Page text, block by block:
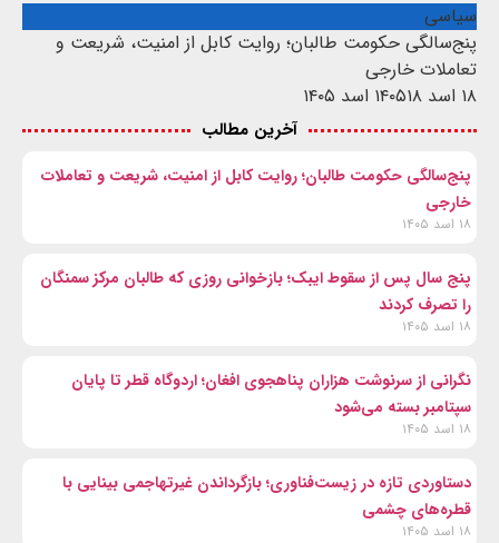
سیاسی
پنج‌سالگی حکومت طالبان؛ روایت کابل از امنیت، شریعت و
تعاملات خارجی
۱۸ اسد ۱۴۰۵
۱۸ اسد ۱۴۰۵
آخرین مطالب
پنج‌سالگی حکومت طالبان؛ روایت کابل از امنیت، شریعت و تعاملات
خارجی
۱۸ اسد ۱۴۰۵
پنج سال پس از سقوط ایبک؛ بازخوانی روزی که طالبان مرکز سمنگان
را تصرف کردند
۱۸ اسد ۱۴۰۵
نگرانی از سرنوشت هزاران پناهجوی افغان؛ اردوگاه قطر تا پایان
سپتامبر بسته می‌شود
۱۸ اسد ۱۴۰۵
دستاوردی تازه در زیست‌فناوری؛ بازگرداندن غیرتهاجمی بینایی با
قطره‌های چشمی
۱۸ اسد ۱۴۰۵